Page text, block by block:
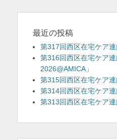
最近の投稿
第317回西区在宅ケア
第316回西区在宅ケア
2026@AMICA」
第315回西区在宅ケア
第314回西区在宅ケア
第313回西区在宅ケア